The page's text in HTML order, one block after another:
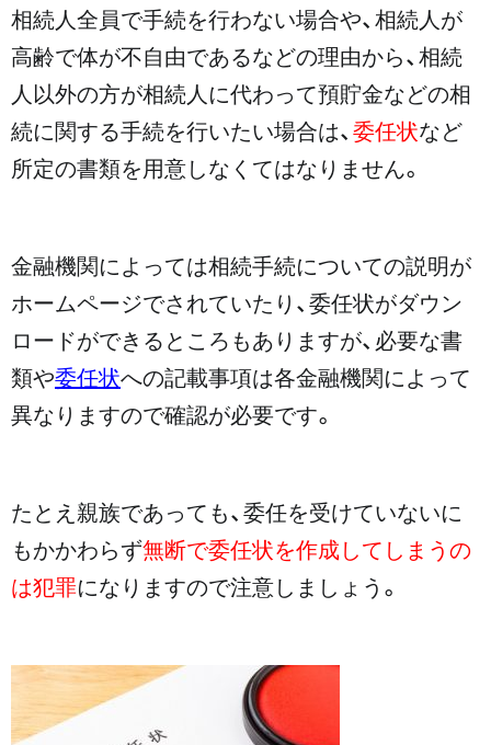
相続人全員で手続を行わない場合や、相続人が
高齢で体が不自由であるなどの理由から、相続
人以外の方が相続人に代わって預貯金などの相
続に関する手続を行いたい場合は、委任状など
所定の書類を用意しなくてはなりません。
金融機関によっては相続手続についての説明が
ホームページでされていたり、委任状がダウン
ロードができるところもありますが、必要な書
類や委任状への記載事項は各金融機関によって
異なりますので確認が必要です。
たとえ親族であっても、委任を受けていないに
もかかわらず無断で委任状を作成してしまうの
は犯罪になりますので注意しましょう。